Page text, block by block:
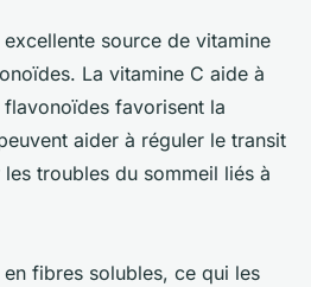
source de vitamine
La vitamine C aide à
favorisent la
aider à réguler le transit
troubles du sommeil liés à
fibres solubles, ce qui les